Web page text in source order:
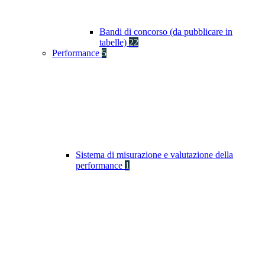
Bandi di concorso (da pubblicare in
tabelle) 22
Performance 5
Sistema di misurazione e valutazione della
performance 1